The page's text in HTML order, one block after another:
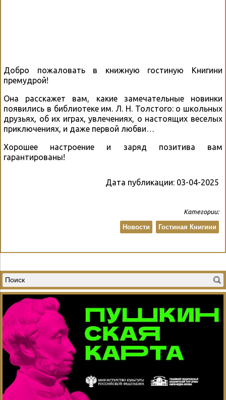
Добро пожаловать в книжную гостиную Книгини
премудрой!
Она расскажет вам, какие замечательные новинки
появились в библиотеке им. Л. Н. Толстого: о школьных
друзьях, об их играх, увлечениях, о настоящих веселых
приключениях, и даже первой любви…
Хорошее настроение и заряд позитива вам
гарантированы!
Дата публикации: 03-04-2025
Категории:
Гостиная Книгини
Новости